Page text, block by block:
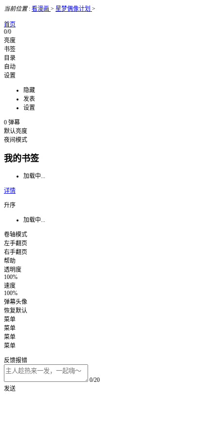
当前位置: 看漫画 > 星梦偶像计划 >
首页
0/0
亮度
书签
目录
自动
设置
隐藏
发表
设置
0 弹幕
默认亮度
夜间模式
我的书签
加载中...
详情
升序
加载中...
卷轴模式
左手翻页
右手翻页
帮助
透明度
100%
速度
100%
弹幕头像
恢复默认
菜单
菜单
菜单
菜单
反馈报错
0/20
发送